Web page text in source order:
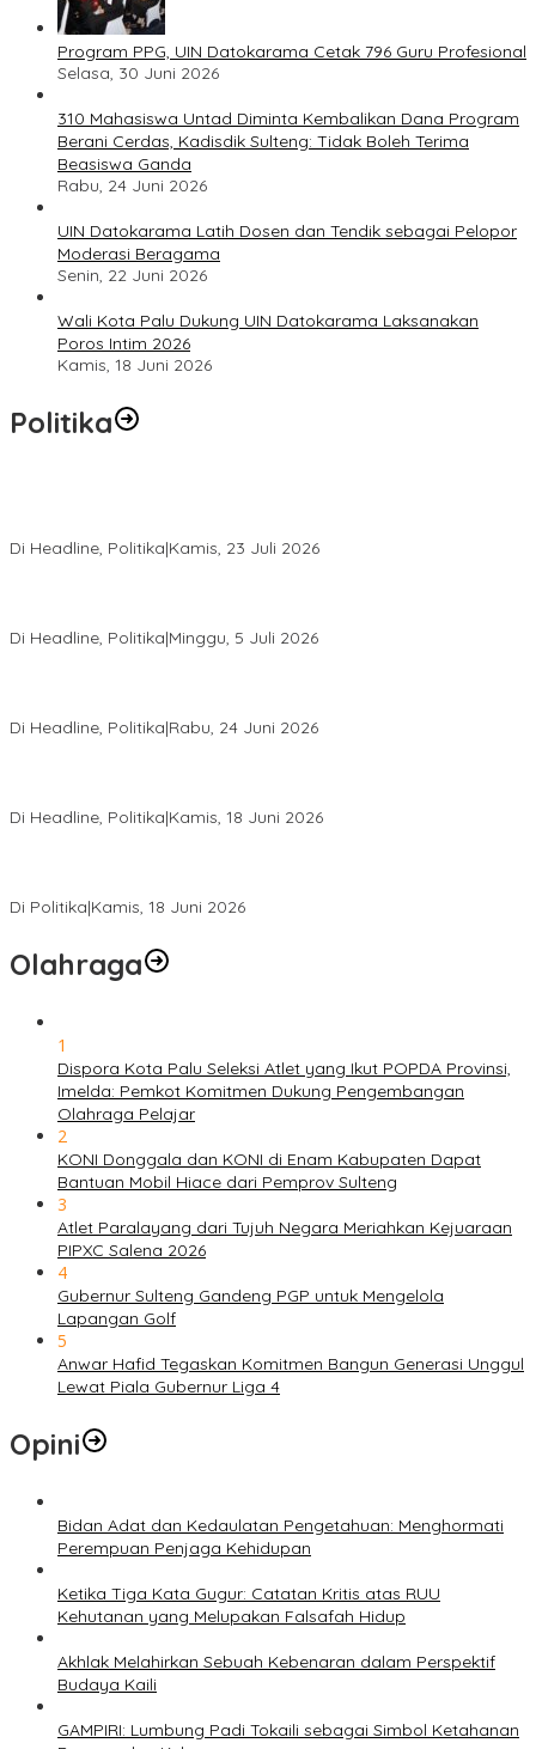
Program PPG, UIN Datokarama Cetak 796 Guru Profesional
Selasa, 30 Juni 2026
310 Mahasiswa Untad Diminta Kembalikan Dana Program
Berani Cerdas, Kadisdik Sulteng: Tidak Boleh Terima
Beasiswa Ganda
Rabu, 24 Juni 2026
UIN Datokarama Latih Dosen dan Tendik sebagai Pelopor
Moderasi Beragama
Senin, 22 Juni 2026
Wali Kota Palu Dukung UIN Datokarama Laksanakan
Poros Intim 2026
Kamis, 18 Juni 2026
Politika
Di Headline, Politika|Kamis, 23 Juli 2026
Di Headline, Politika|Minggu, 5 Juli 2026
Di Headline, Politika|Rabu, 24 Juni 2026
Di Headline, Politika|Kamis, 18 Juni 2026
Di Politika|Kamis, 18 Juni 2026
Olahraga
1
Dispora Kota Palu Seleksi Atlet yang Ikut POPDA Provinsi,
Imelda: Pemkot Komitmen Dukung Pengembangan
Olahraga Pelajar
2
KONI Donggala dan KONI di Enam Kabupaten Dapat
Bantuan Mobil Hiace dari Pemprov Sulteng
3
Atlet Paralayang dari Tujuh Negara Meriahkan Kejuaraan
PIPXC Salena 2026
4
Gubernur Sulteng Gandeng PGP untuk Mengelola
Lapangan Golf
5
Anwar Hafid Tegaskan Komitmen Bangun Generasi Unggul
Lewat Piala Gubernur Liga 4
Opini
Bidan Adat dan Kedaulatan Pengetahuan: Menghormati
Perempuan Penjaga Kehidupan
Ketika Tiga Kata Gugur: Catatan Kritis atas RUU
Kehutanan yang Melupakan Falsafah Hidup
Akhlak Melahirkan Sebuah Kebenaran dalam Perspektif
Budaya Kaili
GAMPIRI: Lumbung Padi Tokaili sebagai Simbol Ketahanan